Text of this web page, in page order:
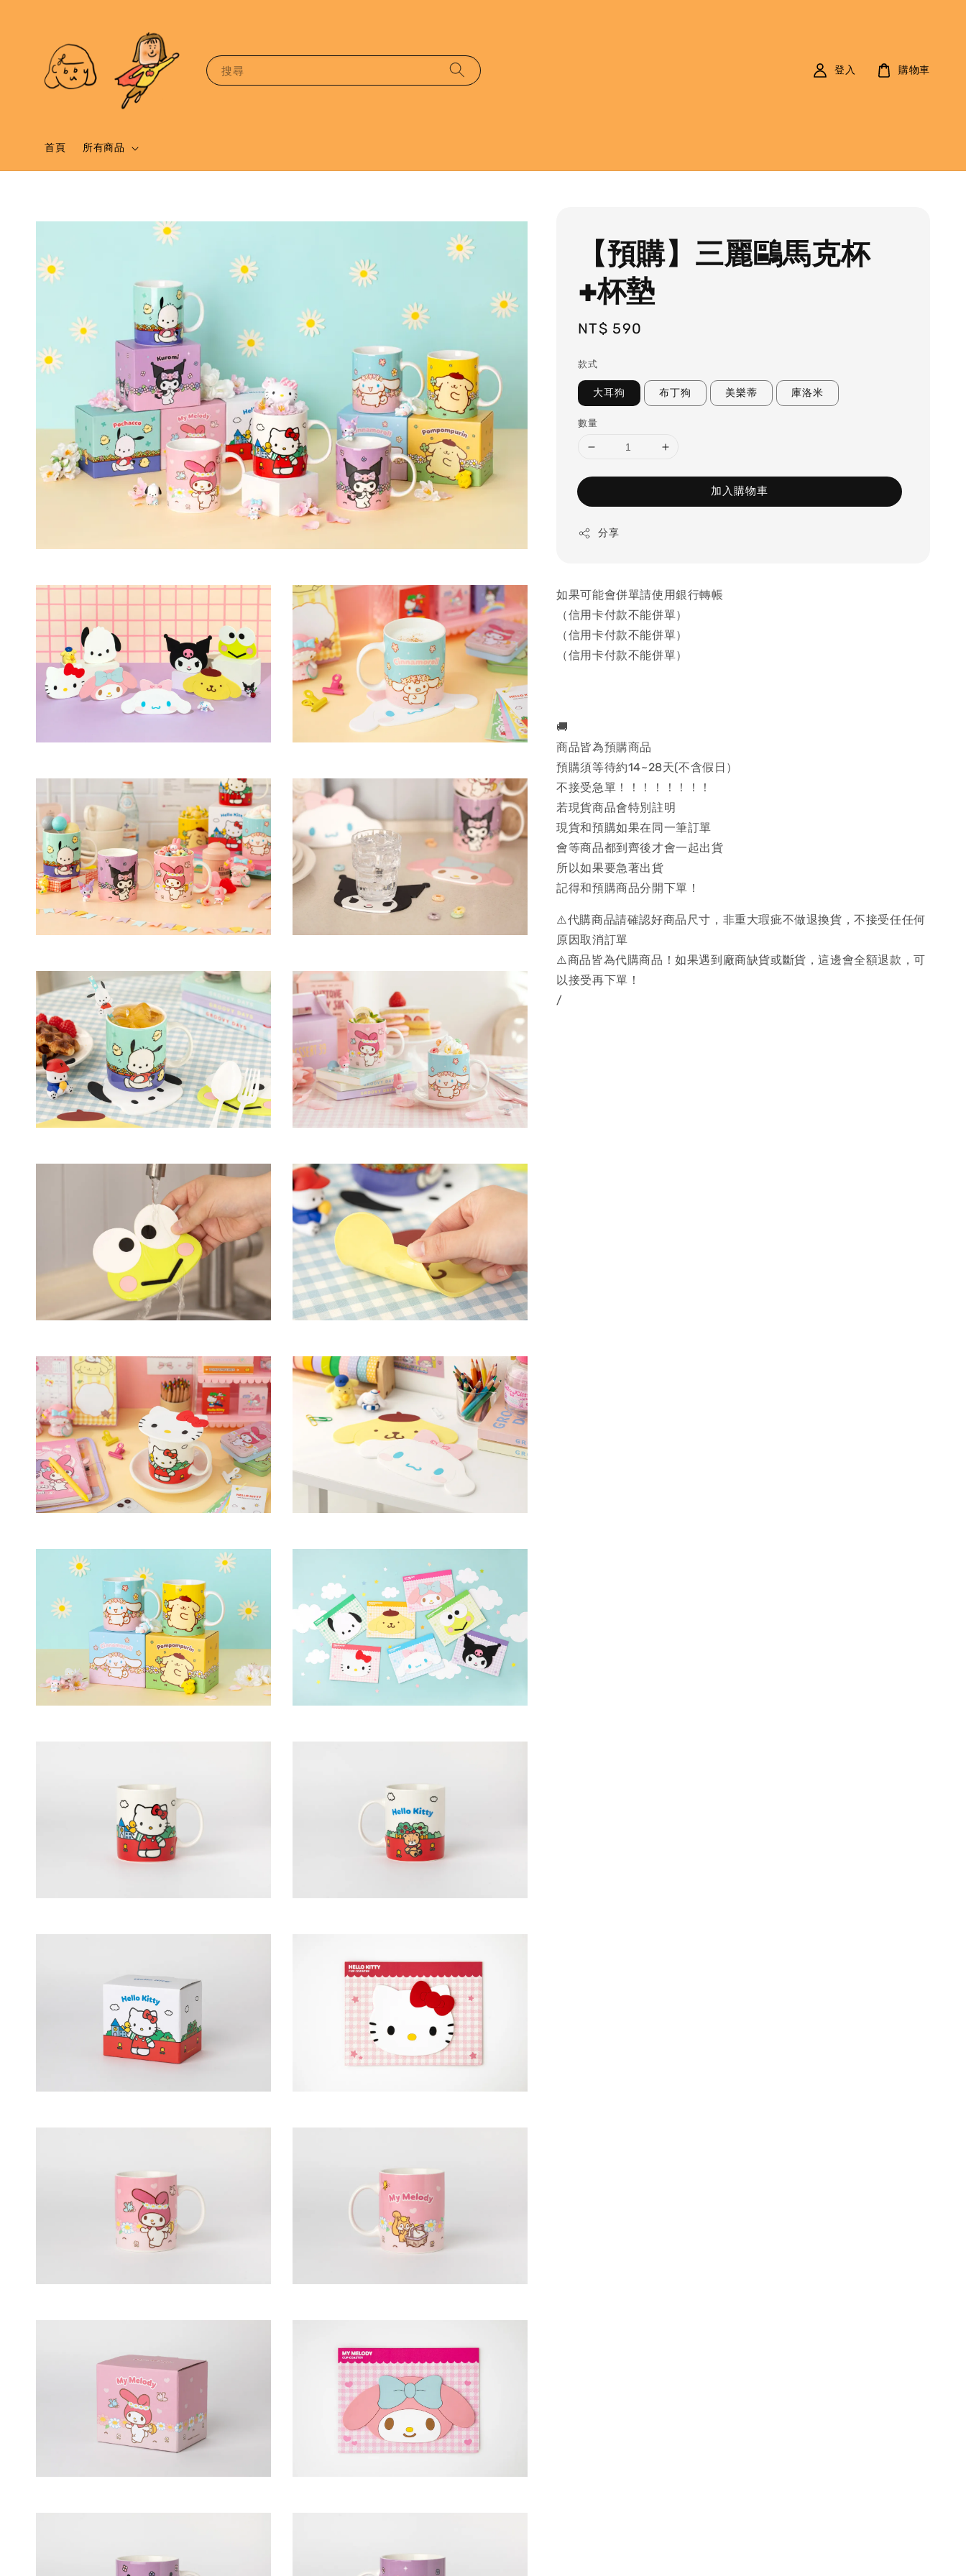
搜尋
首頁 所有商品
登入 購物車
【預購】三麗鷗馬克杯
+杯墊
Regular
NT$ 590
款式
大耳狗 布丁狗 美樂蒂 庫洛米
數量
加入購物車
分享
如果可能會併單請使用銀行轉帳
（信用卡付款不能併單）
（信用卡付款不能併單）
（信用卡付款不能併單）
🚚
商品皆為預購商品
預購須等待約14~28天(不含假日）
不接受急單！！！！！！！！
若現貨商品會特別註明
現貨和預購如果在同一筆訂單
會等商品都到齊後才會一起出貨
所以如果要急著出貨
記得和預購商品分開下單！
⚠️代購商品請確認好商品尺寸，非重大瑕疵不做退換貨，不接受任任何
原因取消訂單
⚠️商品皆為代購商品！如果遇到廠商缺貨或斷貨，這邊會全額退款，可
以接受再下單！
/